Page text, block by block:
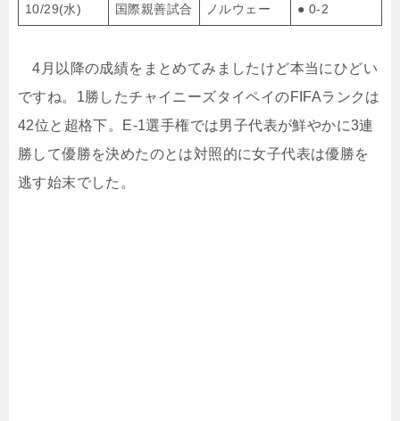
10/29(水) 国際親善試合 ノルウェー ● 0-2
4月以降の成績をまとめてみましたけど本当にひどい
ですね。1勝したチャイニーズタイペイのFIFAランクは
42位と超格下。E-1選手権では男子代表が鮮やかに3連
勝して優勝を決めたのとは対照的に女子代表は優勝を
逃す始末でした。